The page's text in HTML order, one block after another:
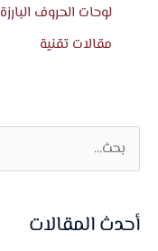
لوحات الحروف البارزة
مقالات تقنية
ل
ح
أحدث المقالات